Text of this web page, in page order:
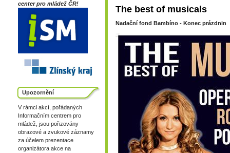
center pro mládež ČR!
Upozornění
V rámci akcí, pořádaných
Informačním centrem pro
mládež, jsou pořizovány
obrazové a zvukové záznamy
za účelem prezentace
organizátora akce na
The best of musicals
Nadační fond Bambíno - Konec prázdnin